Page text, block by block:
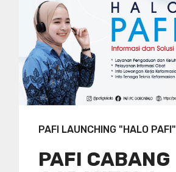
PAFI LAUNCHING "HALO PAFI"
PAFI CABANG